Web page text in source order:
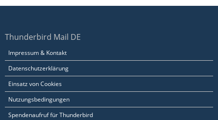
Thunderbird Mail DE
Impressum & Kontakt
Datenschutzerklärung
Einsatz von Cookies
Nutzungsbedingungen
Spendenaufruf für Thunderbird